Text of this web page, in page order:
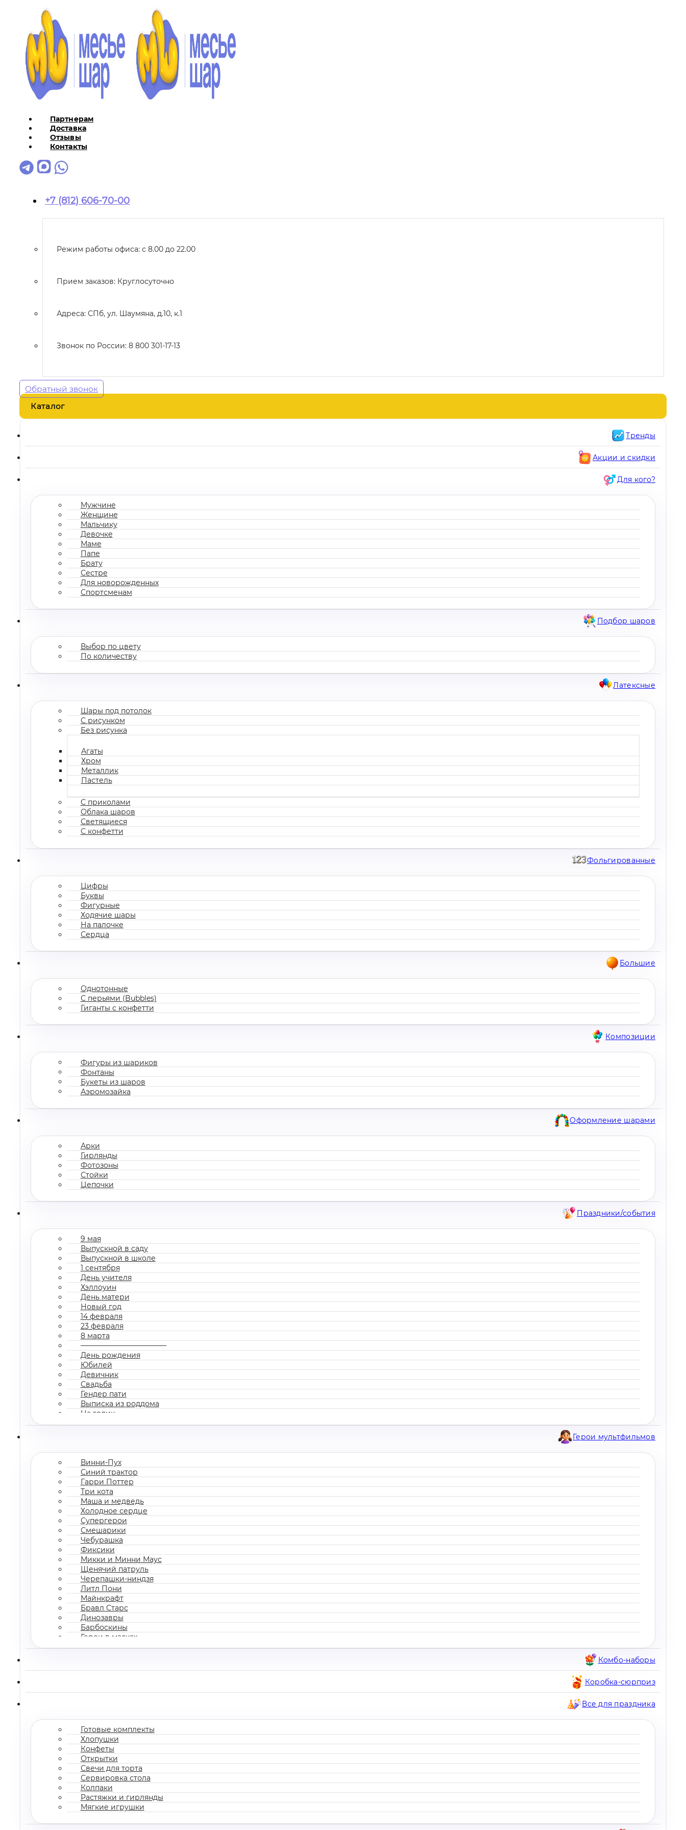
Партнерам
Доставка
Отзывы
Контакты
+7 (812) 606-70-00
Режим работы офиса: с 8.00 до 22.00
Прием заказов: Круглосуточно
Адреса: СПб, ул. Шаумяна, д.10, к.1
Звонок по России: 8 800 301-17-13
Обратный звонок
Каталог
Тренды
Акции и скидки
Для кого?
Мужчине
Женщине
Мальчику
Девочке
Маме
Папе
Брату
Сестре
Для новорожденных
Спортсменам
Подбор шаров
Выбор по цвету
По количеству
Латексные
Шары под потолок
С рисунком
Без рисунка
Агаты
Хром
Металлик
Пастель
С приколами
Облака шаров
Светящиеся
С конфетти
Фольгированные
Цифры
Буквы
Фигурные
Ходячие шары
На палочке
Сердца
Большие
Однотонные
С перьями (Bubbles)
Гиганты с конфетти
Композиции
Фигуры из шариков
Фонтаны
Букеты из шаров
Аэромозайка
Оформление шарами
Арки
Гирлянды
Фотозоны
Стойки
Цепочки
Праздники/события
9 мая
Выпускной в саду
Выпускной в школе
1 сентября
День учителя
Хэллоуин
День матери
Новый год
14 февраля
23 февраля
8 марта
————————————
День рождения
Юбилей
Девичник
Свадьба
Гендер пати
Выписка из роддома
На годик
Корпоратив
Герои мультфильмов
Винни-Пух
Синий трактор
Гарри Поттер
Три кота
Маша и медведь
Холодное сердце
Супергерои
Смешарики
Чебурашка
Фиксики
Микки и Минни Маус
Щенячий патруль
Черепашки-ниндзя
Литл Пони
Майнкрафт
Бравл Старс
Динозавры
Барбоскины
Герои в масках
Все мультгерои
Комбо-наборы
Коробка-сюрприз
Все для праздника
Готовые комплекты
Хлопушки
Конфеты
Открытки
Свечи для торта
Сервировка стола
Колпаки
Растяжки и гирлянды
Мягкие игрушки